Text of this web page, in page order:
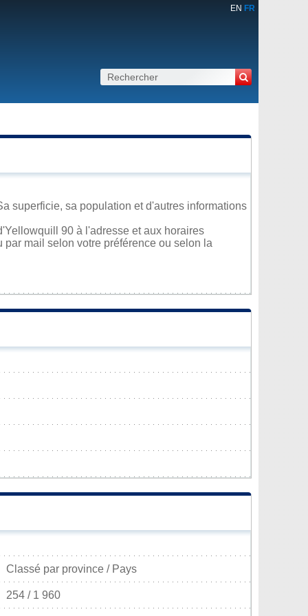
EN FR
superficie, sa population et d'autres informations
90 à l'adresse et aux horaires
mail selon votre préférence ou selon la
Classé par province / Pays
254 / 1 960